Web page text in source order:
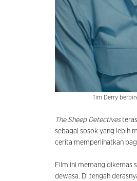
Tim Derry
The Sheep Detectives
sebagai sosok yang lebih
cerita memperlihatkan
Film ini memang dikemas
dewasa. Di tengah